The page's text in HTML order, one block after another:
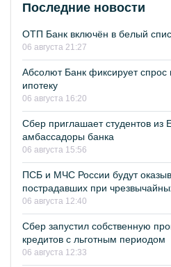
Последние новости
ОТП Банк включён в белый
06 августа 21:27
Абсолют Банк фиксирует спрос
ипотеку
06 августа 16:20
Сбер приглашает студентов из
амбассадоры банка
06 августа 15:56
ПСБ и МЧС России будут
пострадавших при
06 августа 12:40
Сбер запустил собственную
кредитов с льготным периодом
06 августа 12:33